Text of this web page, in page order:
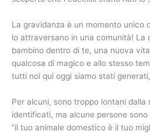
La gravidanza è un momento unico
lo attraversano in una comunità! La
bambino dentro di te, una nuova
qualcosa di magico e allo stesso
tutti noi qui oggi siamo stati
Per alcuni, sono troppo lontani dalla
identificati, ma alcune persone sono
“il tuo animale domestico è il tuo